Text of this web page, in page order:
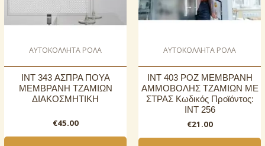
AΥΤΟΚΟΛΛΗΤΑ ΡΟΛΑ
INT 343 ΑΣΠΡΑ ΠΟΥΑ
ΜΕΜΒΡΑΝΗ ΤΖΑΜΙΩΝ
ΔΙΑΚΟΣΜΗΤΙΚΗ
€45.00
AΥΤΟΚΟΛΛΗΤΑ ΡΟΛΑ
INT 403 ΡΟΖ ΜΕΜΒΡΑΝΗ
ΑΜΜΟΒΟΛΗΣ ΤΖΑΜΙΩΝ ΜΕ
ΣΤΡΑΣ Κωδικός Προϊόντος:
INT 256
€21.00